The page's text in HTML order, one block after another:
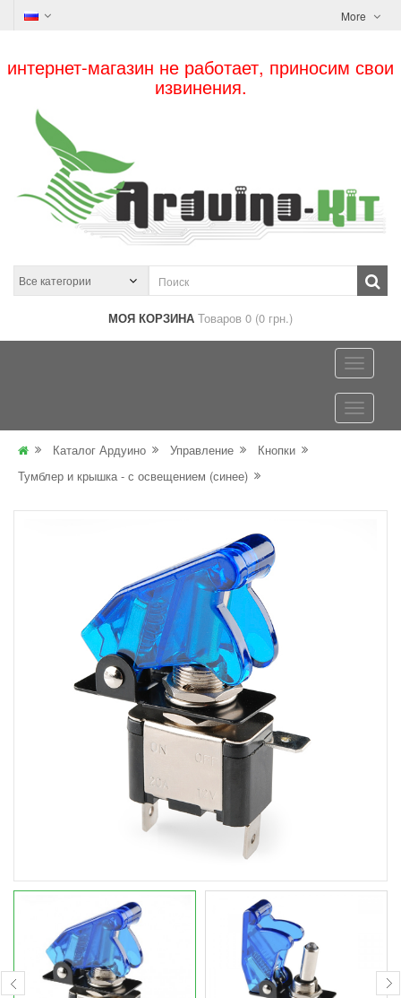
More
интернет-магазин не работает, приносим свои
извинения.
МОЯ КОРЗИНА Товаров 0 (0 грн.)
Каталог Ардуино Управление
Кнопки
Тумблер и крышка - с освещением (синее)